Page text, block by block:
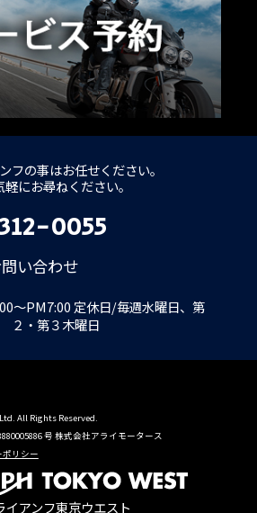
フの事はお任せください。
軽にお尋ねください。
0055
い合わせ
～PM7:00 定休日/毎週水曜日、第
２・第３木曜日
All Rights Reserved.
号 株式会社アライモータース
ポリシー
イアンフ東京ウエスト